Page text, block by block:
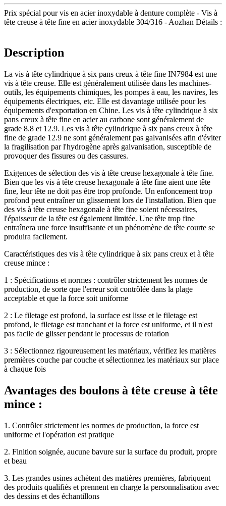
Prix spécial pour vis en acier inoxydable à denture complète - Vis à
tête creuse à tête fine en acier inoxydable 304/316 - Aozhan Détails :
Description
La vis à tête cylindrique à six pans creux à tête fine IN7984 est une
vis à tête creuse. Elle est généralement utilisée dans les machines-
outils, les équipements chimiques, les pompes à eau, les navires, les
équipements électriques, etc. Elle est davantage utilisée pour les
équipements d'exportation en Chine. Les vis à tête cylindrique à six
pans creux à tête fine en acier au carbone sont généralement de
grade 8.8 et 12.9. Les vis à tête cylindrique à six pans creux à tête
fine de grade 12.9 ne sont généralement pas galvanisées afin d'éviter
la fragilisation par l'hydrogène après galvanisation, susceptible de
provoquer des fissures ou des cassures.
Exigences de sélection des vis à tête creuse hexagonale à tête fine.
Bien que les vis à tête creuse hexagonale à tête fine aient une tête
fine, leur tête ne doit pas être trop profonde. Un enfoncement trop
profond peut entraîner un glissement lors de l'installation. Bien que
des vis à tête creuse hexagonale à tête fine soient nécessaires,
l'épaisseur de la tête est également limitée. Une tête trop fine
entraînera une force insuffisante et un phénomène de tête courte se
produira facilement.
Caractéristiques des vis à tête cylindrique à six pans creux et à tête
creuse mince :
1 : Spécifications et normes : contrôler strictement les normes de
production, de sorte que l'erreur soit contrôlée dans la plage
acceptable et que la force soit uniforme
2 : Le filetage est profond, la surface est lisse et le filetage est
profond, le filetage est tranchant et la force est uniforme, et il n'est
pas facile de glisser pendant le processus de rotation
3 : Sélectionnez rigoureusement les matériaux, vérifiez les matières
premières couche par couche et sélectionnez les matériaux sur place
à chaque fois
Avantages des boulons à tête creuse à tête
mince :
1. Contrôler strictement les normes de production, la force est
uniforme et l'opération est pratique
2. Finition soignée, aucune bavure sur la surface du produit, propre
et beau
3. Les grandes usines achètent des matières premières, fabriquent
des produits qualifiés et prennent en charge la personnalisation avec
des dessins et des échantillons